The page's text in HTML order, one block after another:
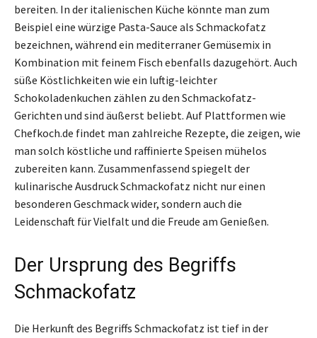
bereiten. In der italienischen Küche könnte man zum
Beispiel eine würzige Pasta-Sauce als Schmackofatz
bezeichnen, während ein mediterraner Gemüsemix in
Kombination mit feinem Fisch ebenfalls dazugehört. Auch
süße Köstlichkeiten wie ein luftig-leichter
Schokoladenkuchen zählen zu den Schmackofatz-
Gerichten und sind äußerst beliebt. Auf Plattformen wie
Chefkoch.de findet man zahlreiche Rezepte, die zeigen, wie
man solch köstliche und raffinierte Speisen mühelos
zubereiten kann. Zusammenfassend spiegelt der
kulinarische Ausdruck Schmackofatz nicht nur einen
besonderen Geschmack wider, sondern auch die
Leidenschaft für Vielfalt und die Freude am Genießen.
Der Ursprung des Begriffs
Schmackofatz
Die Herkunft des Begriffs Schmackofatz ist tief in der